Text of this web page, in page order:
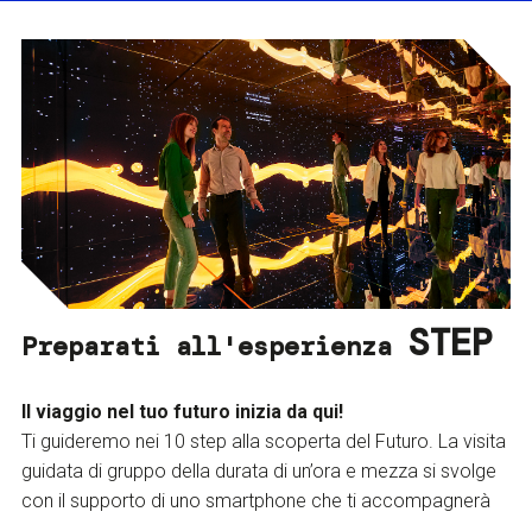
Preparati all'esperienza STEP
Il viaggio nel tuo futuro inizia da qui!
Ti guideremo nei 10 step alla scoperta del Futuro. La visita
guidata di gruppo della durata di un’ora e mezza si svolge
con il supporto di uno smartphone che ti accompagnerà